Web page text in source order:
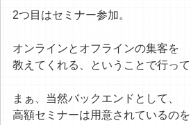
2つ目はセミナー参加。
オンラインとオフラインの集客を
教えてくれる、ということで行って
まぁ、当然バックエンドとして、
高額セミナーは用意されているのを